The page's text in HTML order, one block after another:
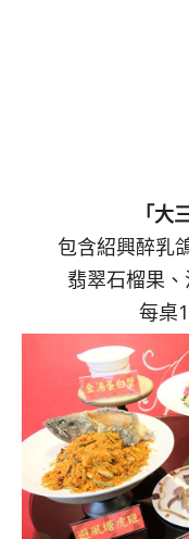
「大
包含紹興醉乳
翡翠石榴果
每桌